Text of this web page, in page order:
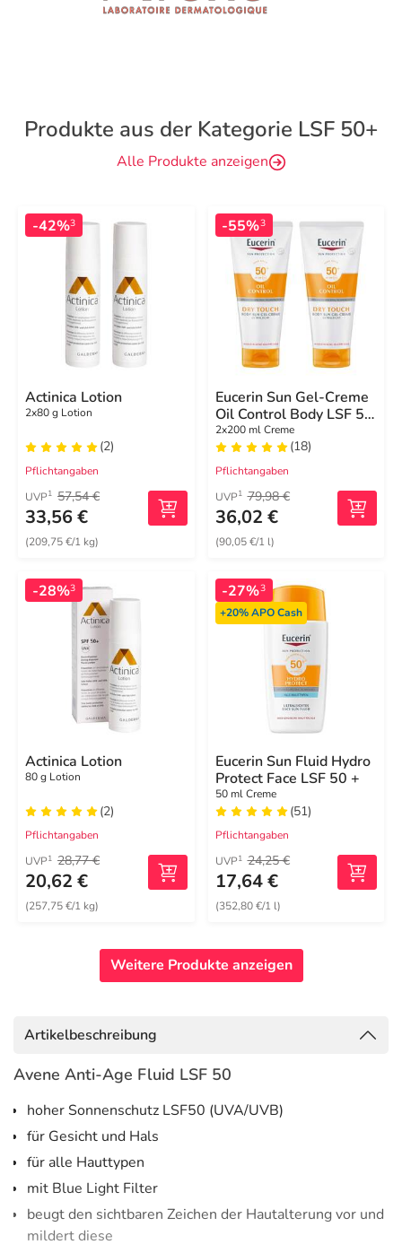
Produkte aus der Kategorie LSF 50+
Alle Produkte anzeigen
-42%3
Actinica Lotion
2x80 g Lotion
(2)
Pflichtangaben
UVP1 57,54 €
33,56 €
(209,75 €/1 kg)
-55%3
Eucerin Sun Gel-Creme
Oil Control Body LSF 50
+
2x200 ml Creme
(18)
Pflichtangaben
UVP1 79,98 €
36,02 €
(90,05 €/1 l)
-28%3
Actinica Lotion
80 g Lotion
(2)
Pflichtangaben
UVP1 28,77 €
20,62 €
(257,75 €/1 kg)
-27%3
+20%APO Cash
Eucerin Sun Fluid Hydro
Protect Face LSF 50 +
50 ml Creme
(51)
Pflichtangaben
UVP1 24,25 €
17,64 €
(352,80 €/1 l)
Weitere Produkte anzeigen
Artikelbeschreibung
Avene Anti-Age Fluid LSF 50
hoher Sonnenschutz LSF50 (UVA/UVB)
für Gesicht und Hals
für alle Hauttypen
mit Blue Light Filter
beugt den sichtbaren Zeichen der Hautalterung vor und
mildert diese